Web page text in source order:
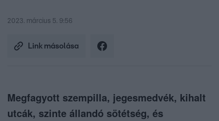
2023. március 5. 9:56
Link másolása
Megfagyott szempilla, jegesmedvék, kihalt
utcák, szinte állandó sötétség, és